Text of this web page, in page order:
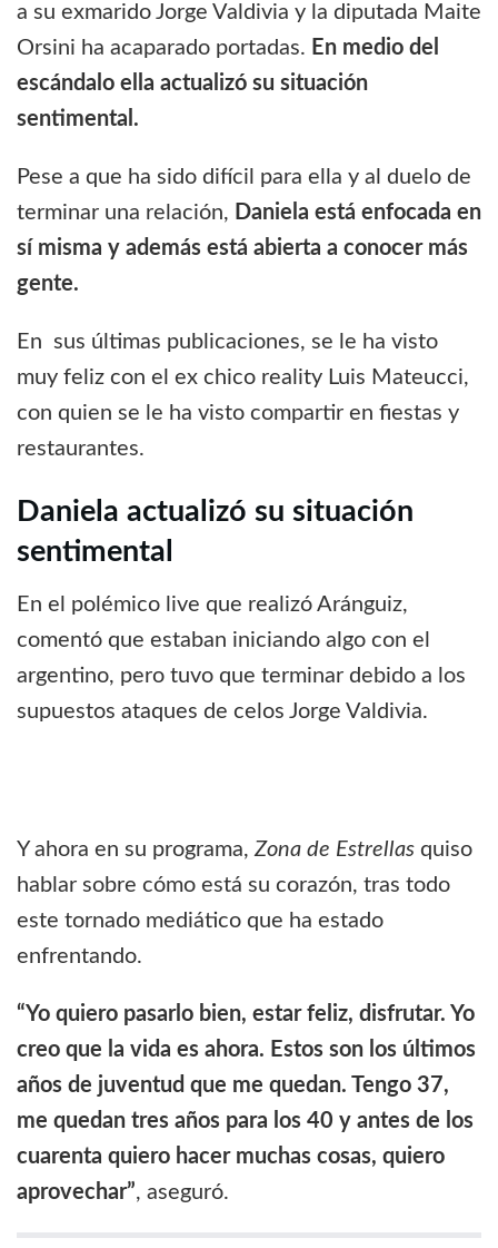
a su exmarido Jorge Valdivia y la diputada Maite
Orsini ha acaparado portadas. En medio del
escándalo ella actualizó su situación
sentimental.
Pese a que ha sido difícil para ella y al duelo de
terminar una relación, Daniela está enfocada en
sí misma y además está abierta a conocer más
gente.
En sus últimas publicaciones, se le ha visto
muy feliz con el ex chico reality Luis Mateucci,
con quien se le ha visto compartir en fiestas y
restaurantes.
Daniela actualizó su situación
sentimental
En el polémico live que realizó Aránguiz,
comentó que estaban iniciando algo con el
argentino, pero tuvo que terminar debido a los
supuestos ataques de celos Jorge Valdivia.
Y ahora en su programa,Zona de Estrellas quiso
hablar sobre cómo está su corazón, tras todo
este tornado mediático que ha estado
enfrentando.
“Yo quiero pasarlo bien, estar feliz, disfrutar. Yo
creo que la vida es ahora. Estos son los últimos
años de juventud que me quedan. Tengo 37,
me quedan tres años para los 40 y antes de los
cuarenta quiero hacer muchas cosas, quiero
aprovechar”, aseguró.